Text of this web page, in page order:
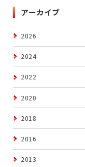
アーカイブ
2026
2024
2022
2020
2018
2016
2013